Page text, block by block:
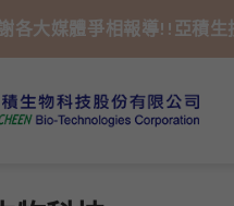
各大媒體爭相報導!!亞積生